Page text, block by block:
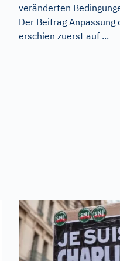
veränderten
Der Beitrag Anpassung
erschien zuerst auf ...